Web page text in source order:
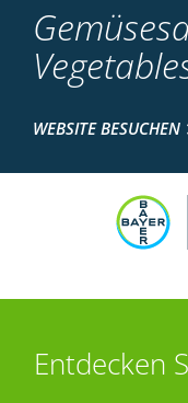
WEBSITE BESUCHEN
Entdecken